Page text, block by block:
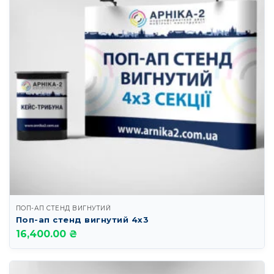
ПОП-АП СТЕНД ВИГНУТИЙ
Поп-ап стенд вигнутий 4х3
16,400.00 ₴